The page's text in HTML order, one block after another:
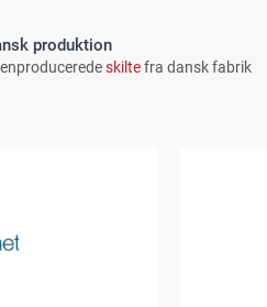
produktion
skiltefra dansk fabrik